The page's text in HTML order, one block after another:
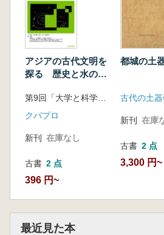
アジアの古代文明を
探る 歴史と水の流
クバプロ
新刊 在庫なし
古書 2 点
396 円~
都城の土
古代の土
新刊 在庫
古書 2 点
3,300 円~
最近見た本